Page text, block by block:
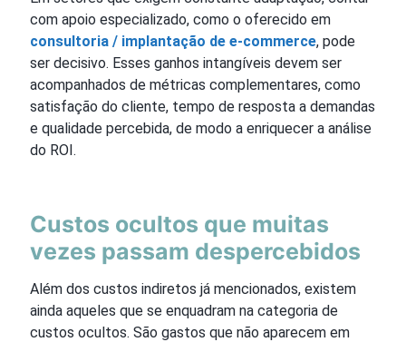
com apoio especializado, como o oferecido em
consultoria / implantação de e-commerce, pode
ser decisivo. Esses ganhos intangíveis devem ser
acompanhados de métricas complementares, como
satisfação do cliente, tempo de resposta a demandas
e qualidade percebida, de modo a enriquecer a análise
do ROI.
Custos ocultos que muitas
vezes passam despercebidos
Além dos custos indiretos já mencionados, existem
ainda aqueles que se enquadram na categoria de
custos ocultos. São gastos que não aparecem em